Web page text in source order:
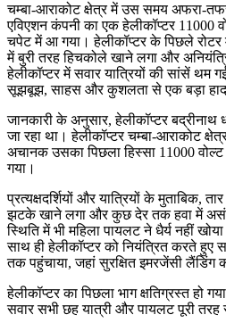
चम्बा-आराकोट क्षेत्र में उस समय अफरा-
एविएशन कंपनी का एक हेलीकॉप्टर 11000
चपेट में आ गया। हेलीकॉप्टर के पिछले
में बुरी तरह हिचकोले खाने लगा और
हेलीकॉप्टर में सवार यात्रियों की सांसें थम
सूझबूझ, साहस और कुशलता से एक बड़ा
जानकारी के अनुसार, हेलीकॉप्टर बद्रीनाथ
जा रहा था। हेलीकॉप्टर चम्बा-आराकोट
अचानक उसका पिछला हिस्सा 11000
गया।
प्रत्यक्षदर्शियों और यात्रियों के मुताबिक,
झटके खाने लगा और कुछ देर तक हवा में
स्थिति में भी महिला पायलट ने धैर्य नहीं
साथ ही हेलीकॉप्टर को नियंत्रित करते
तक पहुंचाया, जहां सुरक्षित इमरजेंसी लैंडिंग
हेलीकॉप्टर का पिछला भाग क्षतिग्रस्त हो
सवार सभी छह यात्री और पायलट पूरी तरह